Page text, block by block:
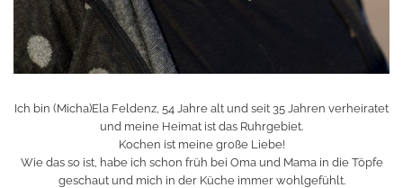
Ich bin (Micha)Ela Feldenz, 54 Jahre alt und seit 35 Jahren verheiratet
und meine Heimat ist das Ruhrgebiet.
Kochen ist meine große Liebe!
Wie das so ist, habe ich schon früh bei Oma und Mama in die Töpfe
geschaut und mich in der Küche immer wohlgefühlt.